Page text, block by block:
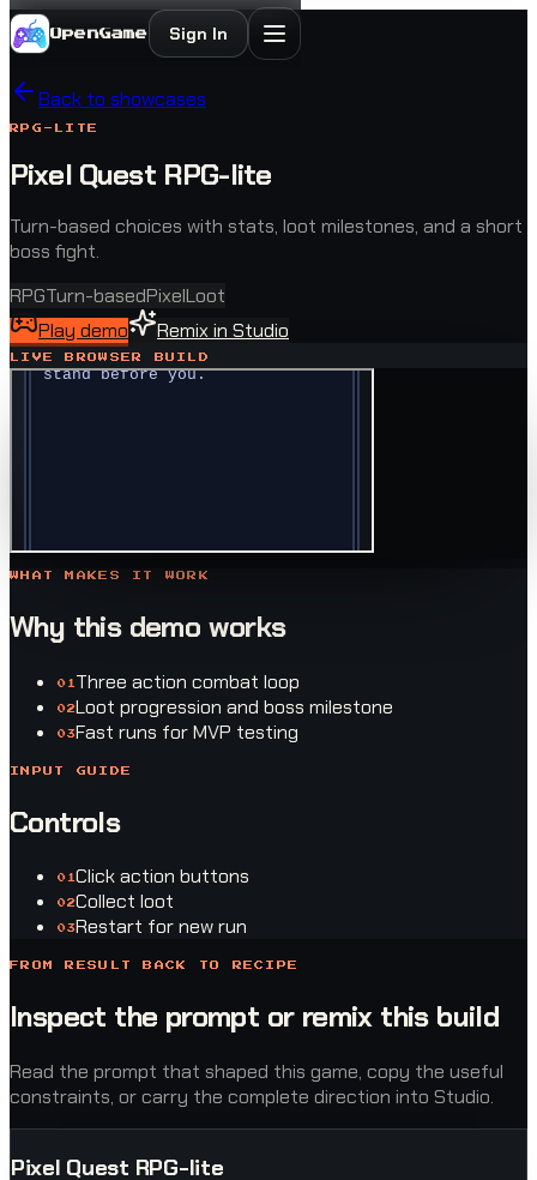
OpenGame Sign In
Back to showcases
RPG-LITE
Pixel Quest RPG-lite
Turn-based choices with stats, loot milestones, and a short
boss fight.
RPGTurn-basedPixelLoot
Play demo
Remix in Studio
LIVE BROWSER BUILD
WHAT MAKES IT WORK
Why this demo works
0 1 Three action combat loop
02Loot progression and boss milestone
03Fast runs for MVP testing
INPUT GUIDE
Controls
01Click action buttons
02Collect loot
03Restart for new run
FROM RESULT BACK TO RECIPE
Inspect the prompt or remix this build
Read the prompt that shaped this game, copy the useful
constraints, or carry the complete direction into Studio.
Pixel Quest RPG-lite